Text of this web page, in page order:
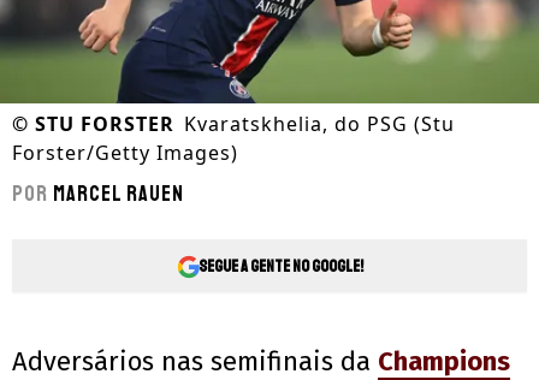
© STU FORSTER Kvaratskhelia, do PSG (Stu
Forster/Getty Images)
Por Marcel Rauen
Segue a gente no Google!
Adversários nas semifinais da Champions